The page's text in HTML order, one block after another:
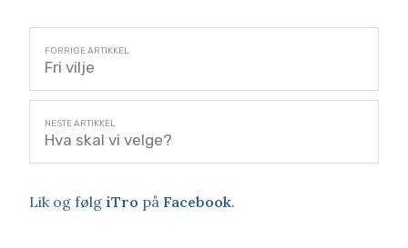
Fri vilje
Hva skal vi velge?
Lik og følg iTro på Facebook.